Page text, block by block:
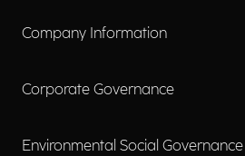
Company Information
Corporate Governance
Environmental Social Governance